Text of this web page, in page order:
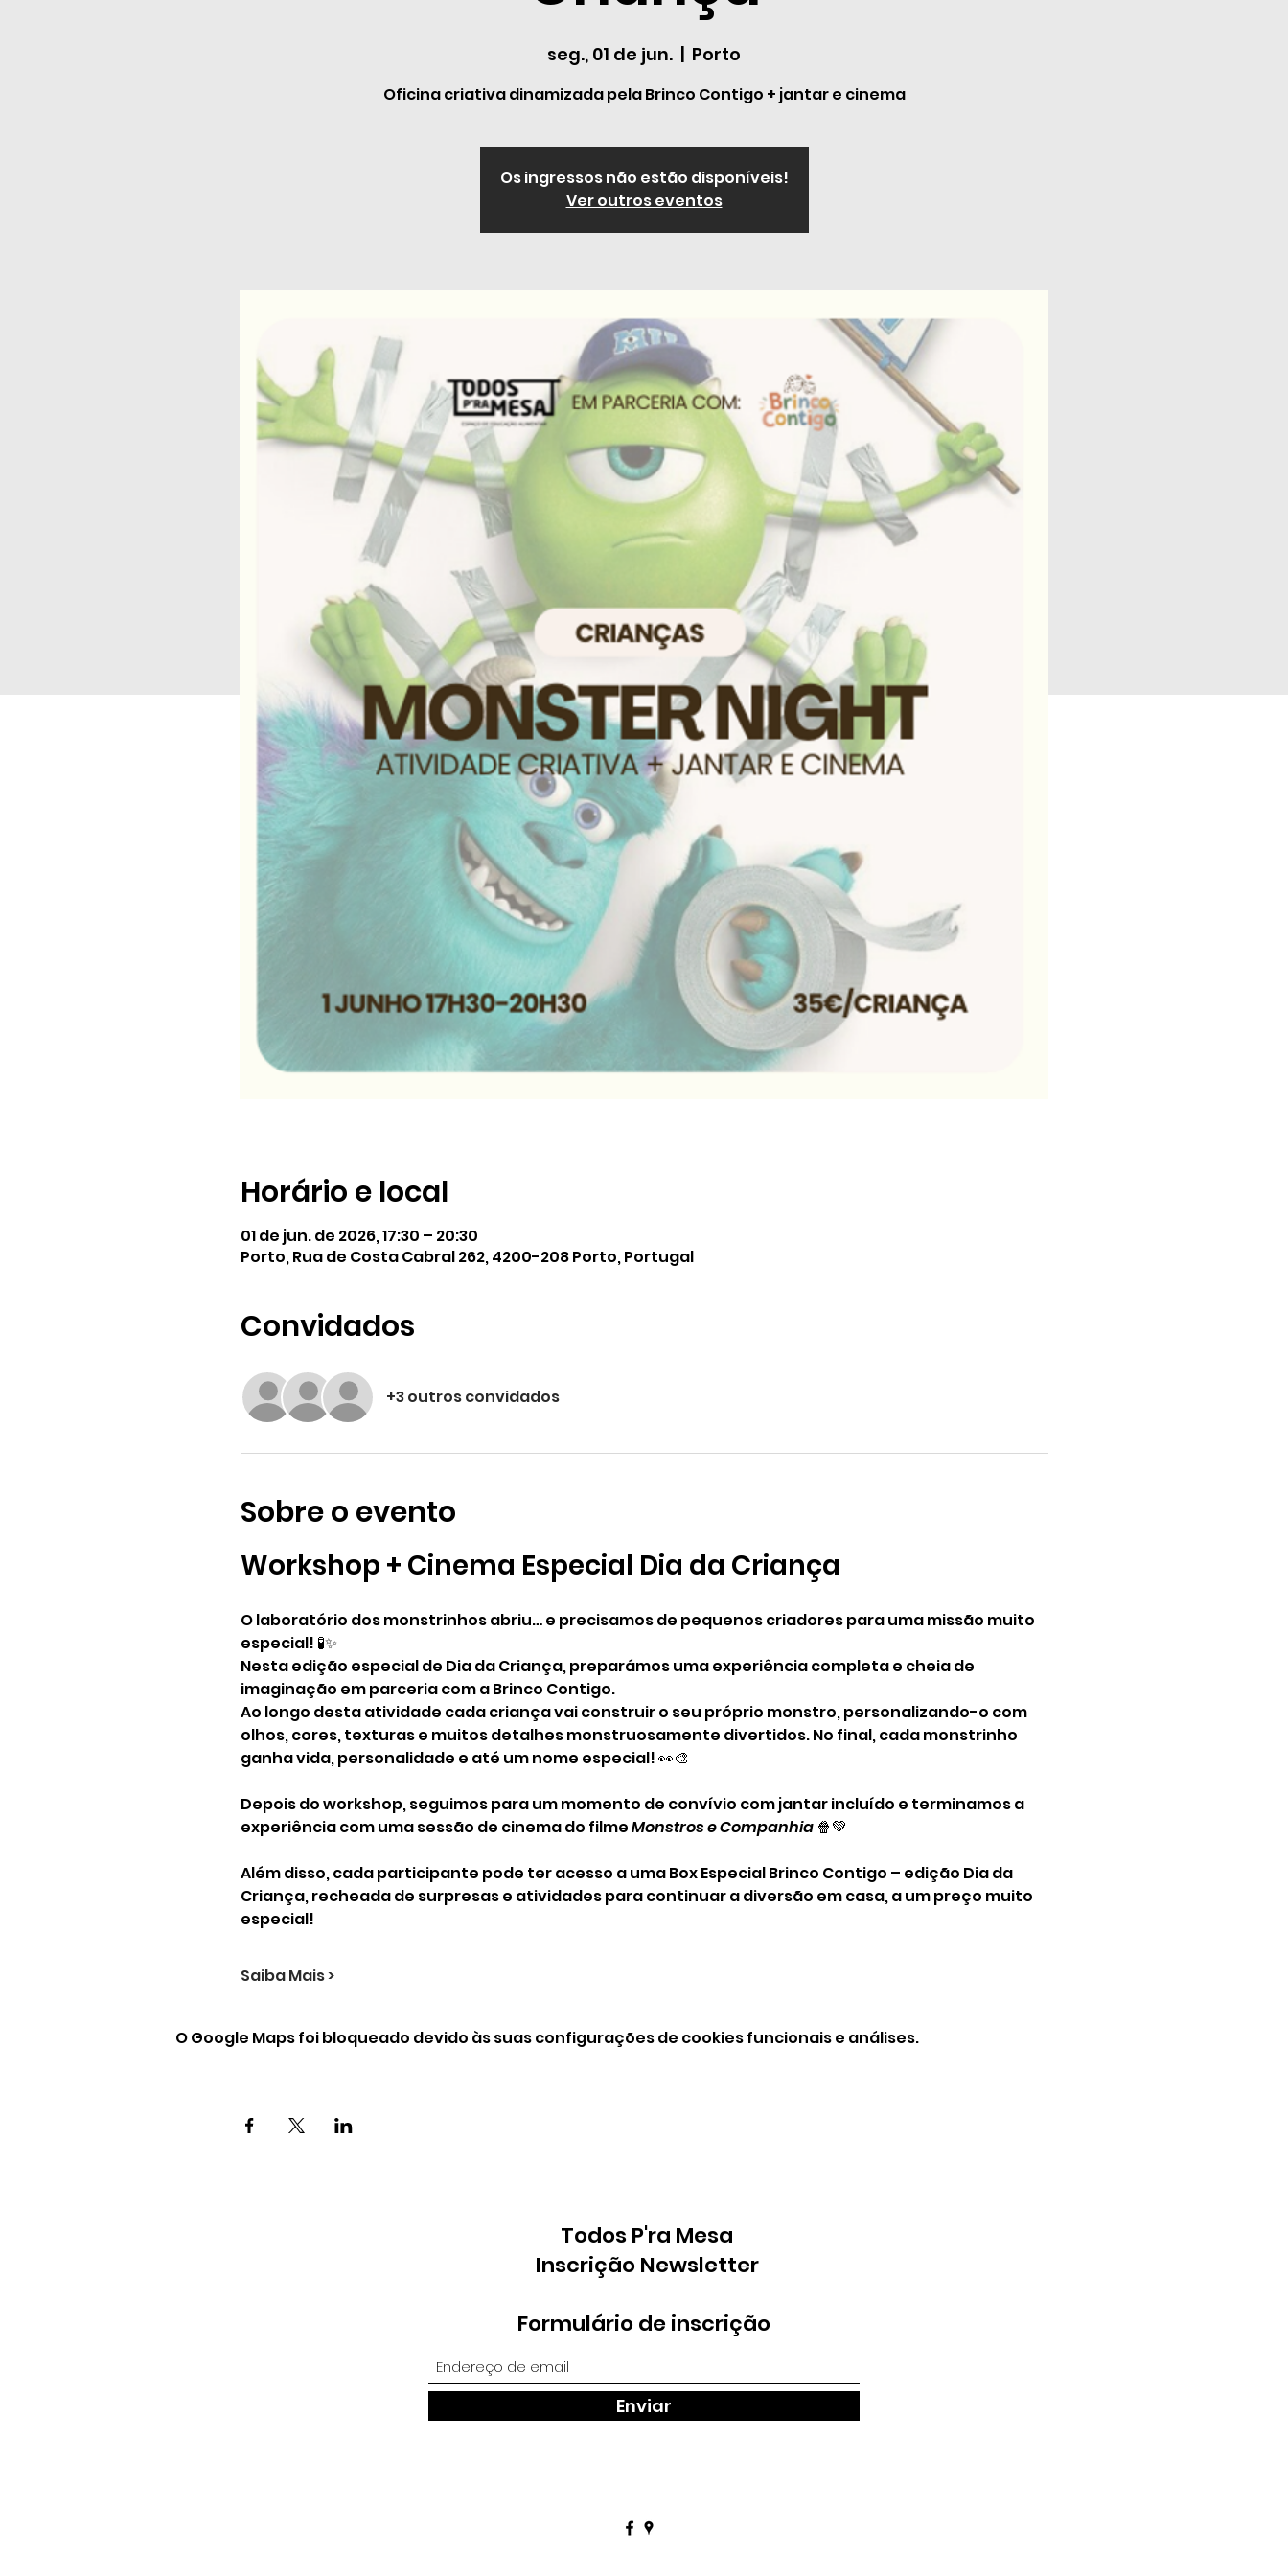
seg., 01 de jun.
  |
Porto
Oficina criativa dinamizada pela Brinco Contigo + jantar e cinema
Os ingressos não estão disponíveis!
Ver outros eventos
Horário e local
01 de jun. de 2026, 17:30 – 20:30
Porto, Rua de Costa Cabral 262, 4200-208 Porto, Portugal
Convidados
+3 outros convidados
Sobre o evento
Workshop + Cinema Especial Dia da Criança
O laboratório dos monstrinhos abriu… e precisamos de pequenos criadores para uma missão muito
especial! 🧪✨
Nesta edição especial de Dia da Criança, preparámos uma experiência completa e cheia de
imaginação em parceria com a Brinco Contigo.
Ao longo desta atividade cada criança vai construir o seu próprio monstro, personalizando-o com
olhos, cores, texturas e muitos detalhes monstruosamente divertidos. No final, cada monstrinho
ganha vida, personalidade e até um nome especial! 👀🎨
Depois do workshop, seguimos para um momento de convívio com jantar incluído e terminamos a
experiência com uma sessão de cinema do filme Monstros e Companhia 🍿💚
Além disso, cada participante pode ter acesso a uma Box Especial Brinco Contigo – edição Dia da
Criança, recheada de surpresas e atividades para continuar a diversão em casa, a um preço muito
especial!
Saiba Mais >
O Google Maps foi bloqueado devido às suas configurações de cookies funcionais e análises.
Todos P'ra Mesa
Inscrição Newsletter
Formulário de inscrição
Enviar